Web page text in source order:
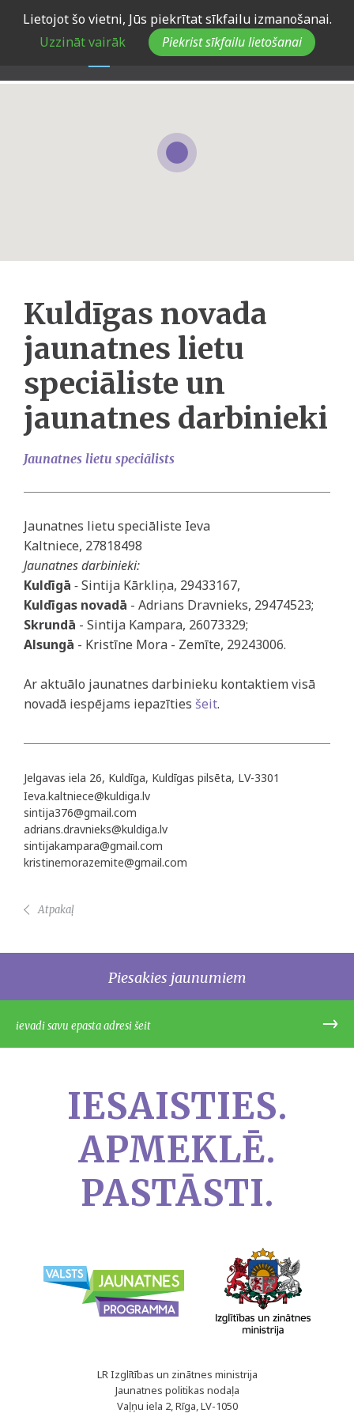
Lietojot šo vietni, Jūs piekrītat sīkfailu izmanošanai.
Uzzināt vairāk
Piekrist sīkfailu lietošanai
Kuldīgas novada
jaunatnes lietu
speciāliste un
jaunatnes darbinieki
Jaunatnes lietu speciālists
Jaunatnes lietu speciāliste Ieva
Kaltniece, 27818498
Jaunatnes darbinieki:
Kuldīgā -Sintija Kārkliņa, 29433167,
Kuldīgas novadā - Adrians Dravnieks, 29474523;
Skrundā - Sintija Kampara, 26073329;
Alsungā - Kristīne Mora - Zemīte, 29243006.
Ar aktuālo jaunatnes darbinieku kontaktiem visā
novadā iespējams iepazīties šeit.
Jelgavas iela 26, Kuldīga, Kuldīgas pilsēta, LV-3301
Ieva.kaltniece@kuldiga.lv
sintija376@gmail.com
adrians.dravnieks@kuldiga.lv
sintijakampara@gmail.com
kristinemorazemite@gmail.com
Atpakaļ
Piesakies jaunumiem
IESAISTIES.
APMEKLĒ.
PASTĀSTI.
LR Izglītības un zinātnes ministrija
Jaunatnes politikas nodaļa
Vaļņu iela 2, Rīga, LV-1050